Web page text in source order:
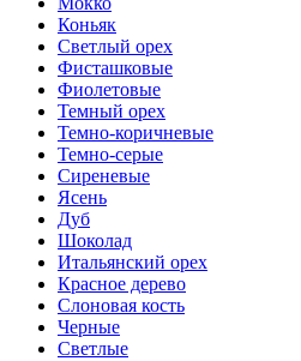
Коньяк
Светлый орех
Фисташковые
Фиолетовые
Темный орех
Темно-коричневые
Темно-серые
Сиреневые
Ясень
Дуб
Шоколад
Итальянский орех
Красное дерево
Слоновая кость
Черные
Светлые